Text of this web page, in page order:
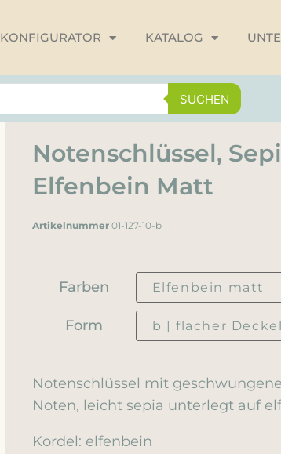
KONFIGURATOR KATALOG
SUCHEN
Notenschlüssel,
Elfenbein Matt
Artikelnummer 01-127-10-b
Farben
Form
Notenschlüssel mit
Noten, leicht sepia unterlegt auf
Kordel: elfenbein